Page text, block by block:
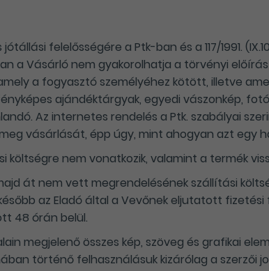
felelősségére a Ptk-ban és a 117/1991.
a Vásárló nem gyakorolhatja a törvényi
a fogyasztó személyéhez kötött, illetve
ajándéktárgyak, egyedi vászonkép,
Az internetes rendelés a Ptk. szabályai
vásárlását, épp úgy, mint ahogyan azt egy
költségre nem vonatkozik, valamint a termék
át nem vett megrendelésének szállítási
az Eladó által a Vevőnek eljutatott
48 órán belül.
megjelenő összes kép, szöveg és grafikai
történő felhasználásuk kizárólag a szerzői